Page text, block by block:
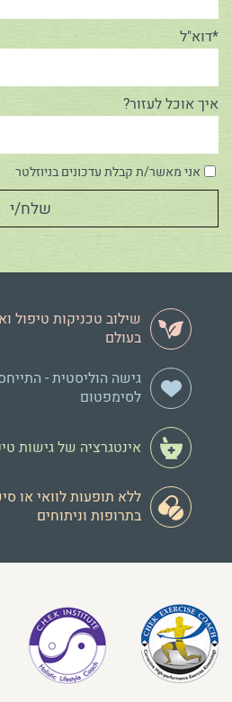
*דוא"ל
איך אוכל לעזור?
אני מאשר/ת קבלת עדכונים בניוזלטר
שילוב טכניקות טיפול
בעולם
גישה הוליסטית -
לסימפטום
אינטגרציה של גישות
ללא תופעות לוואי או
בתרופות וניתוחים